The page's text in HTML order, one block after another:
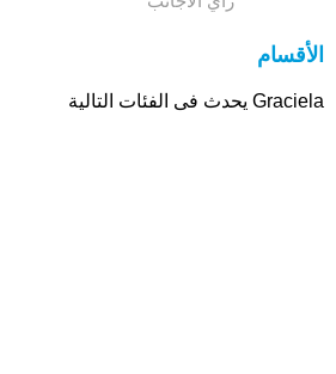
الأقسام
Graciela يحدث فى الفئات التالية